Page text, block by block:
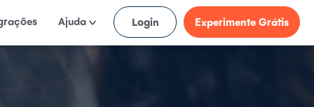
Ajuda Login Experimente Grátis